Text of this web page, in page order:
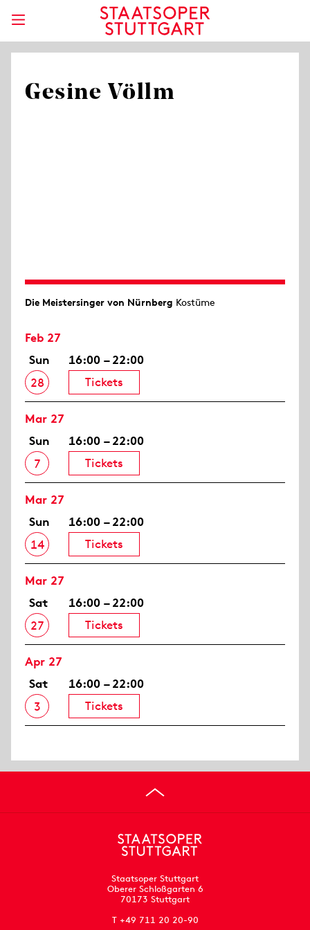
Gesine Völlm
Die Meistersinger von Nürnberg Kostüme
Feb 27
Sun
28
16:00 – 22:00
Tickets
Mar 27
Sun
7
16:00 – 22:00
Tickets
Mar 27
Sun
14
16:00 – 22:00
Tickets
Mar 27
Sat
27
16:00 – 22:00
Tickets
Apr 27
Sat
3
16:00 – 22:00
Tickets
Staatsoper Stuttgart
Oberer Schloßgarten 6
70173 Stuttgart
T +49 711 20 20-90